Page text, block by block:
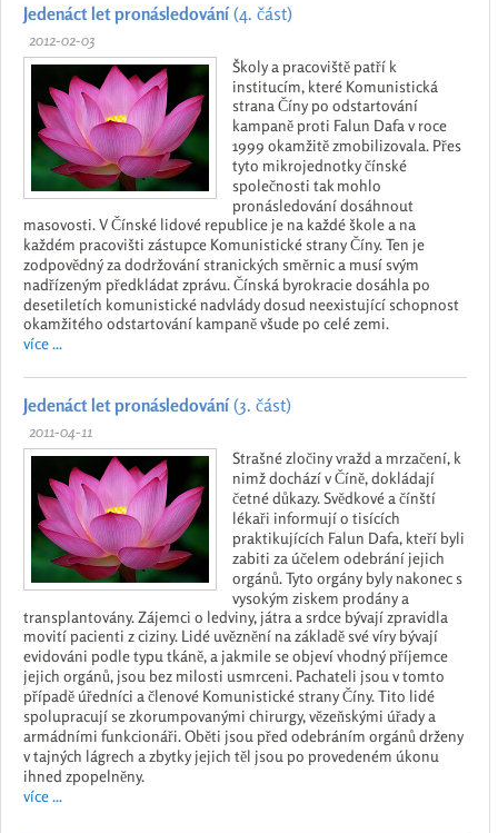
Jedenáct let pronásledování(4. část)
2012-02-03
Školy a pracoviště patří k
institucím, které Komunistická
strana Číny po odstartování
kampaně proti Falun Dafa v roce
1999 okamžitě zmobilizovala. Přes
tyto mikrojednotky čínské
společnosti tak mohlo
pronásledování dosáhnout
masovosti. V Čínské lidové republice je na každé škole a na
každém pracovišti zástupce Komunistické strany Číny. Ten je
zodpovědný za dodržování stranických směrnic a musí svým
nadřízeným předkládat zprávu. Čínská byrokracie dosáhla po
desetiletích komunistické nadvlády dosud neexistující schopnost
okamžitého odstartování kampaně všude po celé zemi.
více ...
Jedenáct let pronásledování(3. část)
2011-04-11
Strašné zločiny vražd a mrzačení, k
nimž dochází v Číně, dokládají
četné důkazy. Svědkové a čínští
lékaři informují o tisících
praktikujících Falun Dafa, kteří byli
zabiti za účelem odebrání jejich
orgánů. Tyto orgány byly nakonec s
vysokým ziskem prodány a
transplantovány. Zájemci o ledviny, játra a srdce bývají zpravidla
movití pacienti z ciziny. Lidé uvěznění na základě své víry bývají
evidováni podle typu tkáně, a jakmile se objeví vhodný příjemce
jejich orgánů, jsou bez milosti usmrceni. Pachateli jsou v tomto
případě úředníci a členové Komunistické strany Číny. Tito lidé
spolupracují se zkorumpovanými chirurgy, vězeňskými úřady a
armádními funkcionáři. Oběti jsou před odebráním orgánů drženy
v tajných lágrech a zbytky jejich těl jsou po provedeném úkonu
ihned zpopelněny.
více ...